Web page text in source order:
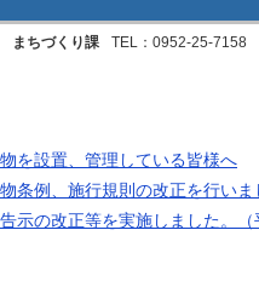
まちづくり課 TEL：0952-25-7158
を設置、管理している皆様へ
条例、施行規則の改正を行いま
示の改正等を実施しました。（